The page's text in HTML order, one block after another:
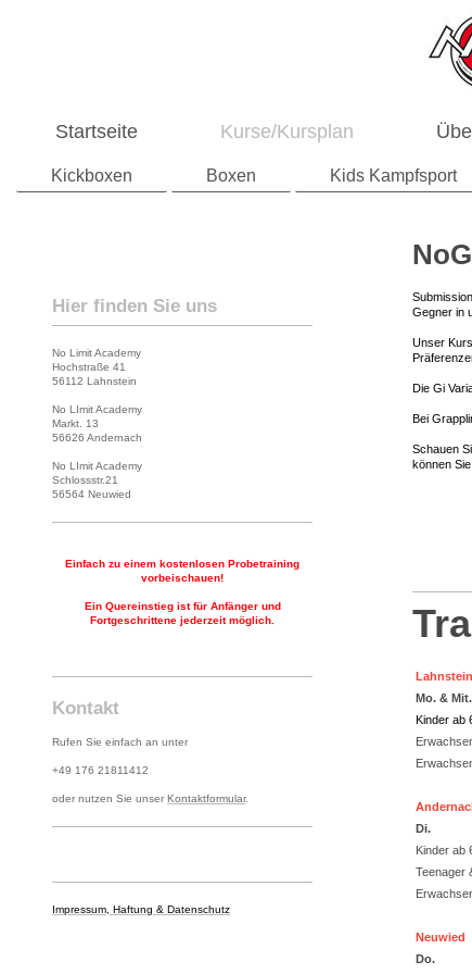
Startseite Kurse/Kursplan
Kickboxen Boxen Kids Kampfsport
Gegner in
Unser
Die Gi
Bei
Schauen
können
Lahnstein
Mo. & Mit.
Kinder ab
Di.
Kinder ab
Teenager
Neuwied
Do.
Hier finden Sie uns
No Limit Academy
Hochstraße 41
56112 Lahnstein
No LImit Academy
Markt. 13
56626 Andernach
No LImit Academy
Schlossstr.21
56564 Neuwied
Einfach zu einem kostenlosen Probetraining
vorbeischauen!
Ein Quereinstieg ist für Anfänger und
Fortgeschrittene jederzeit möglich.
Kontakt
Rufen Sie einfach an unter
+49 176 21811412
oder nutzen Sie unser Kontaktformular.
Impressum, Haftung & Datenschutz